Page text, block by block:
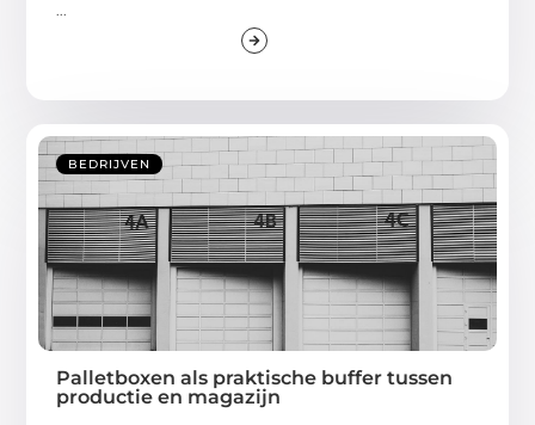
...
BEDRIJVEN
Palletboxen als praktische buffer tussen
productie en magazijn